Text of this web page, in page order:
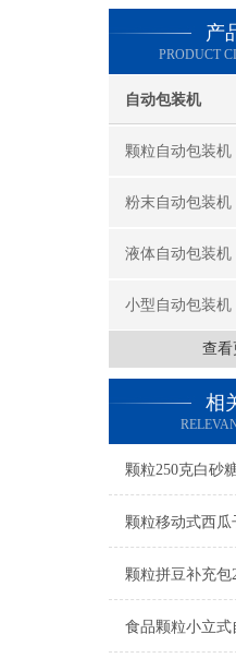
产
PRODUCT
自动包装机
颗粒自动包装机
粉末自动包装机
液体自动包装机
小型自动包装机
查看
相